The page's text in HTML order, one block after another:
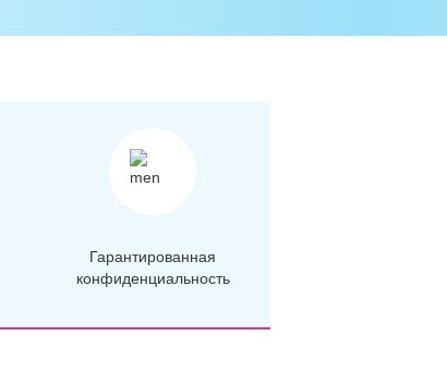
Гарантированная
конфиденциальность